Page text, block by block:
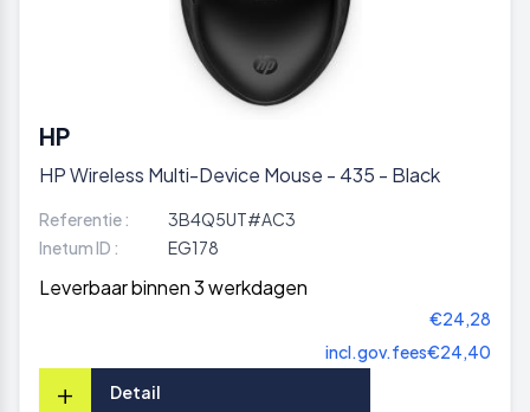
HP
HP Wireless Multi-Device Mouse - 435 - Black
Referentie :
3B4Q5UT#AC3
Inetum ID :
EG178
Leverbaar binnen 3 werkdagen
€24,28
incl.gov.fees€24,40
+ Detail